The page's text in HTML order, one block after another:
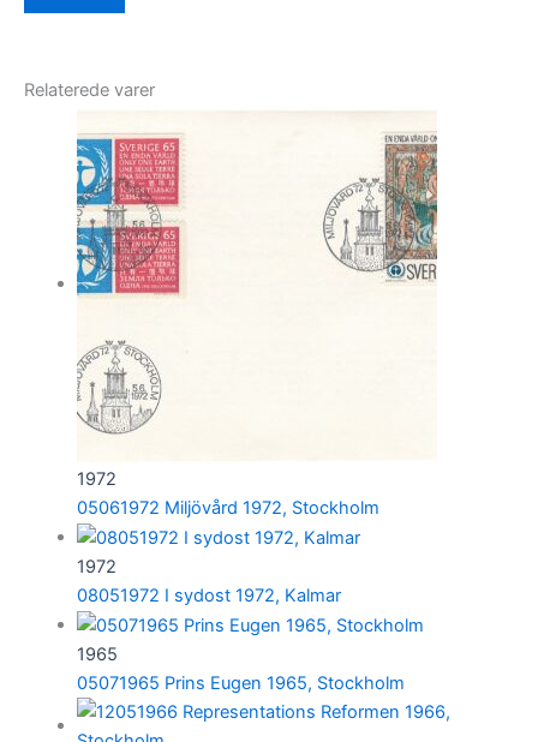
Relaterede varer
1972
05061972 Miljövård 1972, Stockholm
1972
08051972 I sydost 1972, Kalmar
1965
05071965 Prins Eugen 1965, Stockholm